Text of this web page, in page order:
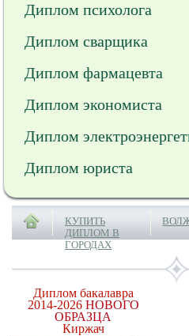
Диплом психолога
Диплом сварщика
Диплом фармацевта
Диплом экономиста
Диплом
Диплом юриста
КУПИТЬ
ДИПЛОМ В
ГОРОДАХ
Диплом бакалавра
2014-2026 НОВОГО
ОБРАЗЦА
Киржач